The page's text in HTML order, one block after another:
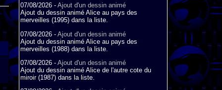
07/08/2026 - Ajout d'un dessin animé
Ajout du dessin animé Alice au pays des
merveilles (1995) dans la liste.
07/08/2026 - Ajout d'un dessin animé
Ajout du dessin animé Alice au pays des
merveilles (1988) dans la liste.
07/08/2026 - Ajout d'un dessin animé
Ajout du dessin animé Alice de l'autre cote du
miroir (1987) dans la liste.